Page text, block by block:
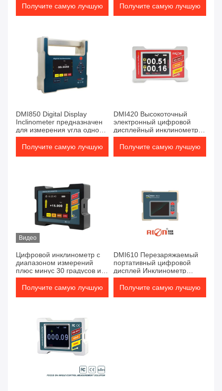
измерения диапазона ±90°
Получите самую лучшую
Получите самую лучшую
DMI850 Digital Display
Inclinometer предназначен
для измерения угла одной
оси с использованием
технологии срезки
Получите самую лучшую
DMI420 Высокоточный
электронный цифровой
дисплейный инклинометр
уровня с двухъядерным
измерительным
Получите самую лучшую
Видео
Цифровой инклинометр с
диапазоном измерений
плюс минус 30 градусов и
быстрой реакцией для
промышленной точности
Получите самую лучшую
DMI610 Перезаряжаемый
портативный цифровой
дисплей Инклинометр
высокоточный датчик
наклона датчик наклона
Получите самую лучшую